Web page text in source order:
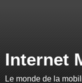
Internet
Le monde de la